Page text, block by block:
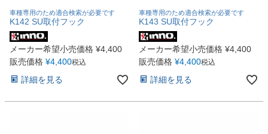
車種専用のため適合検索が必要です
K142 SU取付フック
メーカー希望小売価格 ¥4,400
販売価格 ¥4,400税込
詳細を見る
車種専用のため適合検索が必要です
K143 SU取付フック
メーカー希望小売価格 ¥4,400
販売価格 ¥4,400税込
詳細を見る